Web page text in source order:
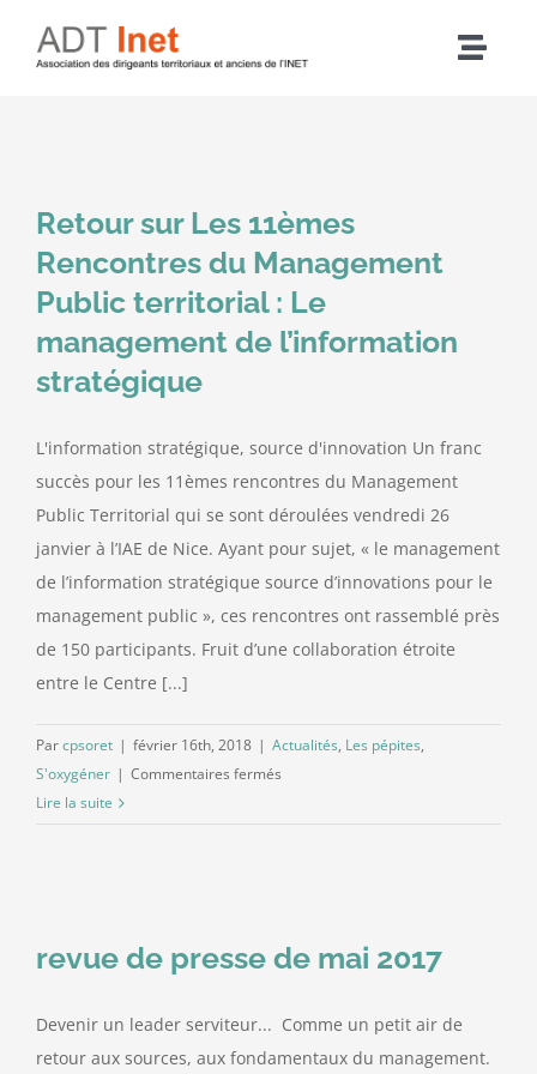
L’association
Nos actions
Adhérer
Contact
Retour sur Les 11èmes
Rencontres du Management
Public territorial : Le
management de l’information
stratégique
L'information stratégique, source d'innovation Un franc
succès pour les 11èmes rencontres du Management
Public Territorial qui se sont déroulées vendredi 26
janvier à l’IAE de Nice. Ayant pour sujet, « le management
de l’information stratégique source d’innovations pour le
management public », ces rencontres ont rassemblé près
de 150 participants. Fruit d’une collaboration étroite
entre le Centre [...]
Parcpsoret | février 16th, 2018 | Actualités, Les pépites,
S'oxygéner | Commentaires fermés
du
Management
territorial
:
Lire la suite
revue de presse de mai 2017
Devenir un leader serviteur... Comme un petit air de
retour aux sources, aux fondamentaux du management.